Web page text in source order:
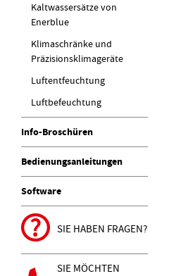
Kaltwassersätze von
Enerblue
Klimaschränke und
Präzisionsklimageräte
Luftentfeuchtung
Luftbefeuchtung
Info-Broschüren
Bedienungsanleitungen
Software
SIE HABEN FRAGEN?
SIE MÖCHTEN